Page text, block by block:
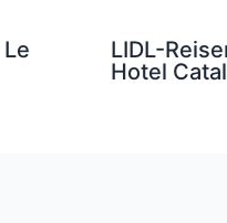
LIDL-
Hotel